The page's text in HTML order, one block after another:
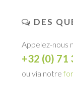
DES
Appelez-nous
+32 (0) 71
ou via notre